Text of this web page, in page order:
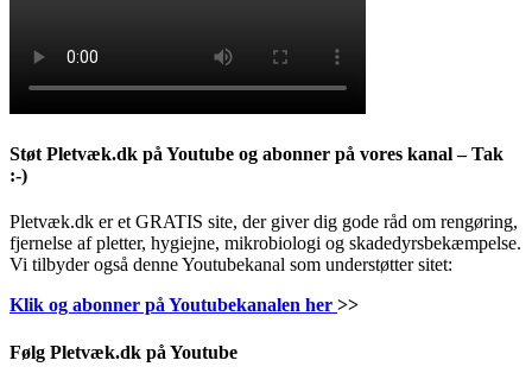
Støt Pletvæk.dk på Youtube og abonner på vores kanal – Tak
:-)
Pletvæk.dk er et GRATIS site, der giver dig gode råd om rengøring,
fjernelse af pletter, hygiejne, mikrobiologi og skadedyrsbekæmpelse.
Vi tilbyder også denne Youtubekanal som understøtter sitet:
Klik og abonner på Youtubekanalen her >>
Følg Pletvæk.dk på Youtube